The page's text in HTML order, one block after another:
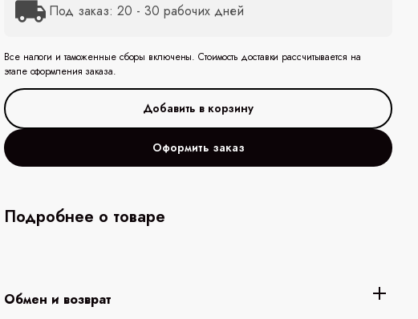
Под заказ: 20 - 30 рабочих дней
Все налоги и таможенные сборы включены. Стоимость доставки рассчитывается на
этапе оформления заказа.
Оформить заказ
Подробнее о товаре
Обмен и возврат